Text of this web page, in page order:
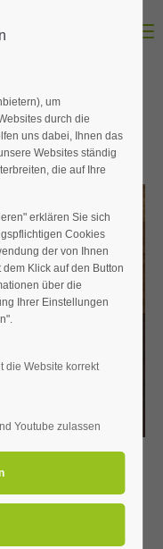
leider nicht.
leider nicht.
leider nicht.
leider nicht.
Auswahl an
um
durch die
uns dabei, Ihnen das
Websites ständig
die auf Ihre
erklären Sie sich
Cookies
der von Ihnen
Klick auf den Button
über die
Ihrer Einstellungen
die Website korrekt
Youtube zulassen